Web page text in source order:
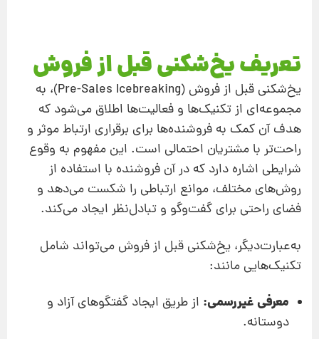
تعریف یخ‌شکنی قبل از فروش
یخ‌شکنی قبل از فروش (Pre-Sales Icebreaking)، به
مجموعه‌ای از تکنیک‌ها و فعالیت‌ها اطلاق می‌شود که
هدف آن کمک به فروشنده‌ها برای برقراری ارتباط موثر و
راحت‌تر با مشتریان احتمالی است. این مفهوم به وقوع
شرایطی اشاره دارد که در آن فروشنده با استفاده از
روش‌های مختلف، موانع ارتباطی را شکست می‌دهد و
فضای راحتی برای گفت‌وگو و تبادل‌نظر ایجاد می‌کند.
به‌عبارت‌دیگر، یخ‌شکنی قبل از فروش می‌تواند شامل
تکنیک‌هایی مانند:
معرفی غیررسمی: از طریق ایجاد گفتگوهای آزاد و
دوستانه.